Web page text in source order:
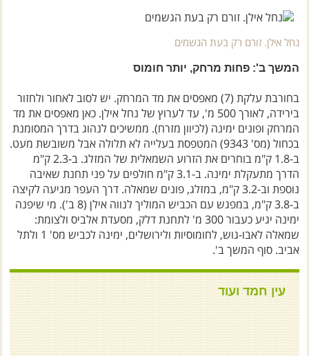
נחל אילן. זורם רק בעת הגשמים
המשך ב': פחות מרחק, יותר חומוס
בחורבת עלקת (7) מאפסים את מד המרחק. יש לסוב לאחור ולחזור
בירידה, לאורך 500 מ', עד לערוץ של נחל אילן. כאן מאפסים את מד
המרחק ופונים ימינה (לכיוון מזרח). ממשיכים לנהוג בדרך המסומנת
בכחול (מס' 9343) המטפסת בעלייה לא תלולה אבל משובשת מעט.
ב-1.8 ק"מ בוחרים את הזרוע השמאלית של המזלג. ב-2.3 ק"מ
הדרך מתעקלת ימינה. ב-3.1 ק"מ חולפים על פני תחנת שאיבה
נוספת וב-3.2 ק"מ, במזלג, פונים שמאלה. דרך העפר מגיעה לקיצה
ב-3.8 ק"מ, במפגש עם הכביש המוליך לנווה אילן (8 ב'). מי שיפנה
ימינה יגיע כעבור 300 מ' לתחנת דלק, מסעדת אלביס ולצומת:
שמאלה לאבו-גוש, לחומוסיות ולירושלים, ימינה לכביש מס' 1 ולתל
אביב. סוף המשך ב'.
עין חמד ועוד